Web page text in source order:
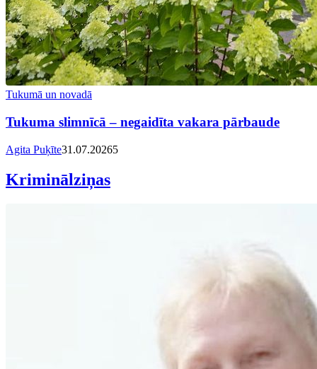
Tukumā un novadā
Tukuma slimnīcā – negaidīta vakara pārbaude
Agita Puķīte31.07.20265
Kriminālziņas